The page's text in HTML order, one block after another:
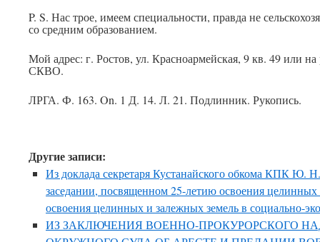
P. S. Нас трое, имеем специальности, правда не
со средним образованием.
Мой адрес: г. Ростов, ул. Красноармейская, 9 кв. 49 или
СКВО.
ЛРГА. Ф. 163. On. 1 Д. 14. Л. 21. Подлинник. Рукопись.
Другие записи:
Из доклада секретаря Кустанайского обкома КПК Ю.
заседании, посвященном 25-летию освоения
освоения целинных и залежных земель в социально-
ИЗ ЗАКЛЮЧЕНИЯ ВОЕННО-ПРОКУРОРСКОГО